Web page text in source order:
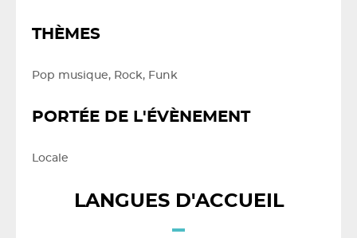
THÈMES
Pop musique, Rock, Funk
PORTÉE DE L'ÉVÈNEMENT
Locale
LANGUES D'ACCUEIL